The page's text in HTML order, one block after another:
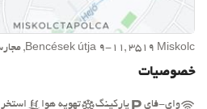
Bencések útja 9-11, 3519 Miskolc, مجارستان - Miskolc.
خصوصیات
وای-فای پارکینگ تهویه هوا استخر